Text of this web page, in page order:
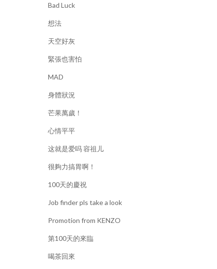
Bad Luck
想法
天空好灰
緊張也害怕
MAD
身體狀況
芒果萬歲！
心情平平
这就是爱吗 容祖儿
很夠力搞胃啊！
100天的慶祝
Job finder pls take a look
Promotion from KENZO
第100天的來臨
喝茶回來